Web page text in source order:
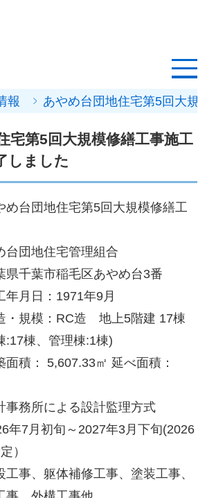
工事事例
媒体資料
会社概要
サイトマップ
報 あやめ台団地住宅第5回大規
宅第5回大規模修繕工事施工
しました
台団地住宅第5回大規模修繕工
団地住宅管理組合
千葉市稲毛区あやめ台3番
月日：1971年9月
RC造 地上5階建 17棟
:17棟、管理棟:1棟)
㎡ 延べ面積：
務所による設計監理方式
7月初旬～2027年3月下旬(2026
）
事、躯体補修工事、塗装工事、